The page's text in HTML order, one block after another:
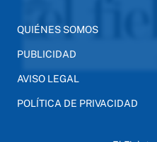
QUIÉNES SOMOS
PUBLICIDAD
AVISO LEGAL
POLÍTICA DE PRIVACIDAD